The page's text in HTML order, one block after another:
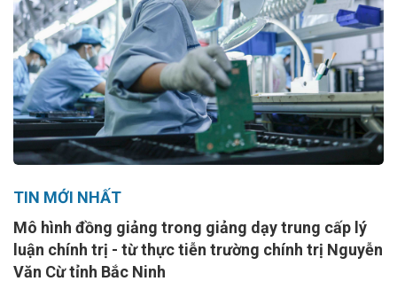
TIN MỚI NHẤT
Mô hình đồng giảng trong giảng dạy trung cấp lý
luận chính trị - từ thực tiễn trường chính trị Nguyễn
Văn Cừ tỉnh Bắc Ninh